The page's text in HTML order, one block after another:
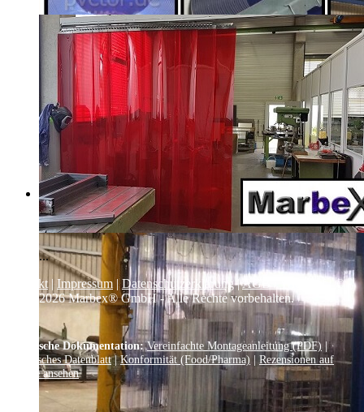
...
Kontakt | Impressum |Datenschutzerklärung|AGB / Widerruf
| ©
2026Marbex® GmbH - Alle Rechte vorbehalten.
Technische Dokumentation: Vereinfachte Montageanleitung (PDF) |
Technisches Datenblatt|Konformität (Food/Pharma) | Rezensionen auf
Google ansehen